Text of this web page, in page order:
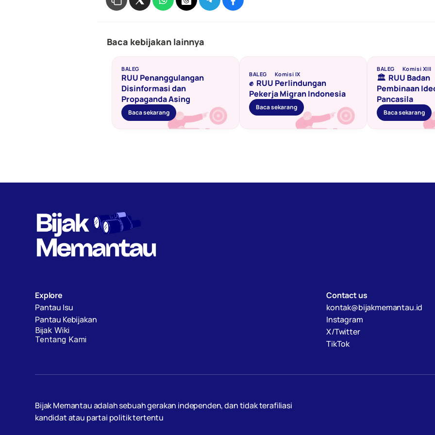
Baca kebijakan lainnya
BALEG
RUU Penanggulangan
Disinformasi dan
Propaganda Asing
Baca sekarang
BALEG Komisi IX
✊  RUU Perlindungan
Pekerja Migran Indonesia
Baca sekarang
BALEG Komisi XIII
🏛️  RUU Badan
Pembinaan
Pancasila
Baca sekarang
Explore
Pantau Isu
Pantau Kebijakan
Tentang Kami
Bijak Wiki
Contact us
kontak@bijakmemantau.id
Instagram
X/Twitter
TikTok
Bijak Memantau adalah sebuah gerakan independen, dan tidak terafiliasi
kandidat atau partai politik tertentu